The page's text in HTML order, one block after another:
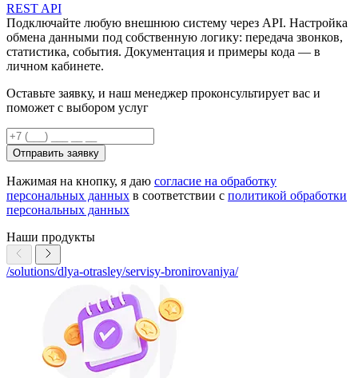
REST API
Подключайте любую внешнюю систему через API. Настройка
обмена данными под собственную логику: передача звонков,
статистика, события. Документация и примеры кода — в
личном кабинете.
Оставьте заявку, и наш менеджер проконсультирует вас и
поможет с выбором услуг
Отправить заявку
Нажимая на кнопку, я даю согласие на обработку
персональных данных в соответствии с политикой обработки
персональных данных
Наши продукты
/solutions/dlya-otrasley/servisy-bronirovaniya/